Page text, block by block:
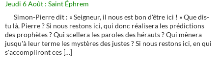
Jeudi 6 Août : Saint Éphrem
Simon-Pierre dit : « Seigneur, il nous est bon d'être ici ! » Que dis-
tu là, Pierre ? Si nous restons ici, qui donc réalisera les prédictions
des prophètes ? Qui scellera les paroles des hérauts ? Qui mènera
jusqu'à leur terme les mystères des justes ? Si nous restons ici, en qui
s'accompliront ces […]